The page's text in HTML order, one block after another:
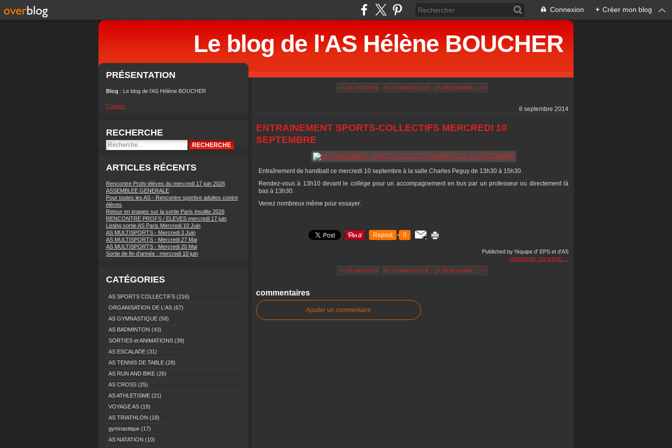
Connexion + Créer mon blog
Le blog de l'AS Hélène BOUCHER
PRÉSENTATION
Blog : Le blog de l'AS Hélène BOUCHER
Contact
RECHERCHE
ARTICLES RÉCENTS
Rencontre Profs-élèves du mercredi 17 juin 2026
ASSEMBLEE GENERALE
Pour toutes les AS - Rencontre sportive adultes contre
élèves
Retour en images sur la sortie Paris insolite 2026
RENCONTRE PROFS / ELEVES mercredi 17 juin
Listing sortie AS Paris Mercredi 10 Juin
AS MULTISPORTS - Mercredi 3 Juin
AS MULTISPORTS - Mercredi 27 Mai
AS MULTISPORTS - Mercredi 20 Mai
Sortie de fin d'année : mercredi 10 juin
CATÉGORIES
AS SPORTS COLLECTIFS (216)
ORGANISATION DE L'AS (67)
AS GYMNASTIQUE (58)
AS BADMINTON (43)
SORTIES et ANIMATIONS (39)
AS ESCALADE (31)
AS TENNIS DE TABLE (28)
AS RUN AND BIKE (26)
AS CROSS (25)
AS ATHLETISME (21)
VOYAGE AS (19)
AS TRIATHLON (18)
gymnastique (17)
AS NATATION (10)
<< AS NATATION AS GYMNASTIQUE : ÇA REDÉMARRE... >>
8 septembre 2014
ENTRAINEMENT SPORTS-COLLECTIFS MERCREDI 10
SEPTEMBRE
Entraînement de handball ce mercredi 10 septembre à la salle Charles Peguy de 13h30 à 15h30.
Rendez-vous à 13h10 devant le collège pour un accompagnement en bus par un professeur ou directement là
bas à 13h30.
Venez nombreux même pour essayer.
Repost 0
Published by l'équipe d' EPS et d'AS
commenter cet article
<< AS NATATION AS GYMNASTIQUE : ÇA REDÉMARRE... >>
commentaires
Ajouter un commentaire